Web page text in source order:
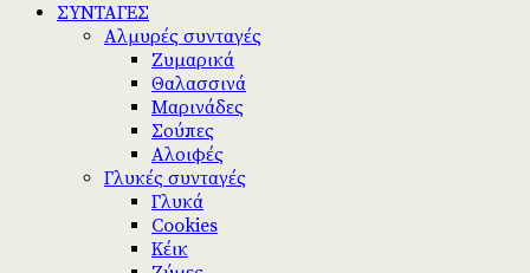
ΣΥΝΤΑΓΕΣ
Αλμυρές συνταγές
Ζυμαρικά
Θαλασσινά
Μαρινάδες
Σούπες
Αλοιφές
Γλυκές συνταγές
Γλυκά
Cookies
Κέικ